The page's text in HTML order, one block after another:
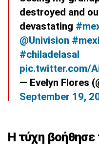
destroyed and
devastating
@Univision
#chiladelasal
pic.twitter.com/
— Evelyn Flores
September 19,
Η τύχη βοήθησε